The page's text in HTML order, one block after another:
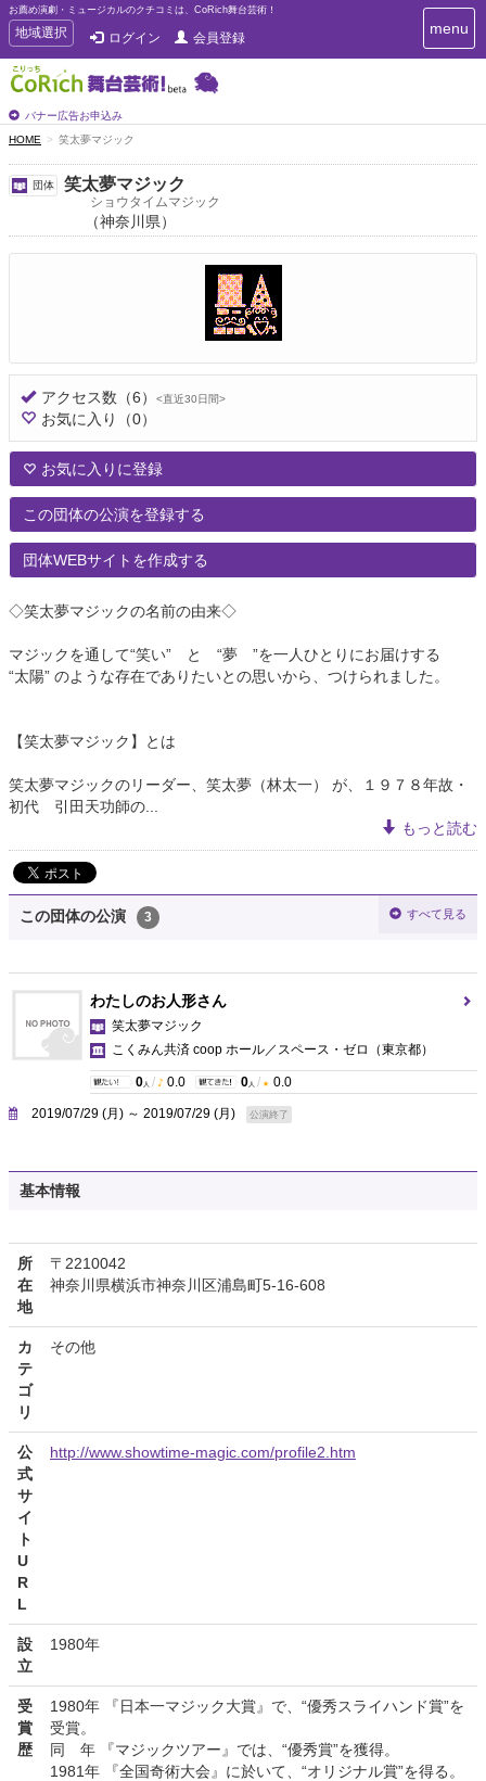
お薦め演劇・ミュージカルのクチコミは、CoRich舞台芸術！
T
o
g
g
e
n
a
v
i
a
t
地域選択 ログイン 会員登録
バナー広告お申込み
T
o
menu
HOME 笑太夢マジック
団体 笑太夢マジック
ショウタイムマジック
（神奈川県）
アクセス数 （6） <直近30日間>
お気に入り （0）
お気に入りに登録
この団体の公演を登録する
団体WEBサイトを作成する
◇笑太夢マジックの名前の由来◇
マジックを通して“笑い” と “夢 ”を一人ひとりにお届けする
“太陽” のような存在でありたいとの思いから、つけられました。
【笑太夢マジック】とは
笑太夢マジックのリーダー、笑太夢（林太一） が、１９７８年故・
初代 引田天功師の...
もっと読む
この団体の公演 3 すべて見る
わたしのお人形さん
笑太夢マジック
こくみん共済 coop ホール／スペース・ゼロ
（東京都）
0 人 / 0.0 0 人 / 0.0
2019/07/29 (月) ～ 2019/07/29 (月) 公演終了
基本情報
所
在
地
〒2210042
神奈川県横浜市神奈川区浦島町5-16-608
カ
テ
ゴ
リ
その他
公
式
サ
イ
ト
U
R
L
http://www.showtime-magic.com/profile2.htm
設
立
1980年
受
賞
歴
1980年 『日本一マジック大賞』で、“優秀スライハンド賞”を
受賞。
同 年 『マジックツアー』では、“優秀賞”を獲得。
1981年 『全国奇術大会』に於いて、“オリジナル賞”を得る。